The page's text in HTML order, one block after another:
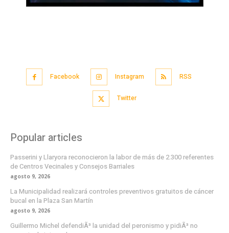
Facebook Instagram RSS
Twitter
Popular articles
Passerini y Llaryora reconocieron la labor de más de 2.300 referentes
de Centros Vecinales y Consejos Barriales
agosto 9, 2026
La Municipalidad realizará controles preventivos gratuitos de cáncer
bucal en la Plaza San Martín
agosto 9, 2026
Guillermo Michel defendiÃ³ la unidad del peronismo y pidiÃ³ no